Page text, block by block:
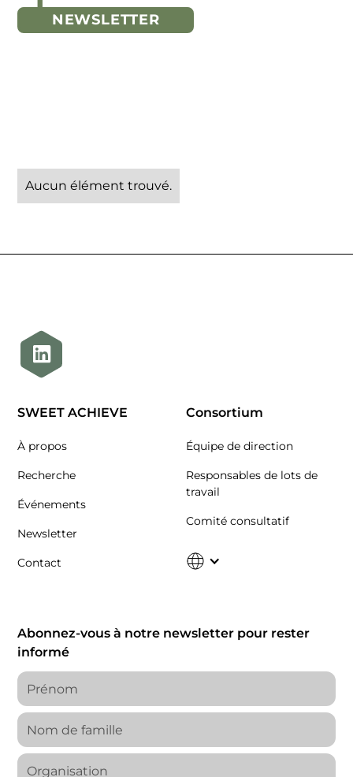
NEWSLETTER
Aucun élément trouvé.
SWEET ACHIEVE
À propos
Recherche
Événements
Newsletter
Contact
Consortium
Équipe de direction
Responsables de lots de
travail
Comité consultatif
Abonnez-vous à notre newsletter pour rester
informé